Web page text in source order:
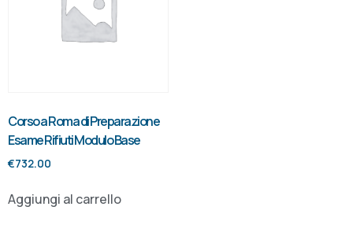
Corso a Roma di Preparazione
Esame Rifiuti Modulo Base
€732.00
Aggiungi al carrello